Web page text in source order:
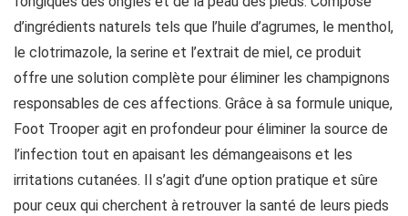
d’ingrédients naturels tels que l’huile d’agrumes, le menthol,
le clotrimazole, la serine et l’extrait de miel, ce produit
offre une solution complète pour éliminer les champignons
responsables de ces affections. Grâce à sa formule unique,
Foot Trooper agit en profondeur pour éliminer la source de
l’infection tout en apaisant les démangeaisons et les
irritations cutanées. Il s’agit d’une option pratique et sûre
pour ceux qui cherchent à retrouver la santé de leurs pieds